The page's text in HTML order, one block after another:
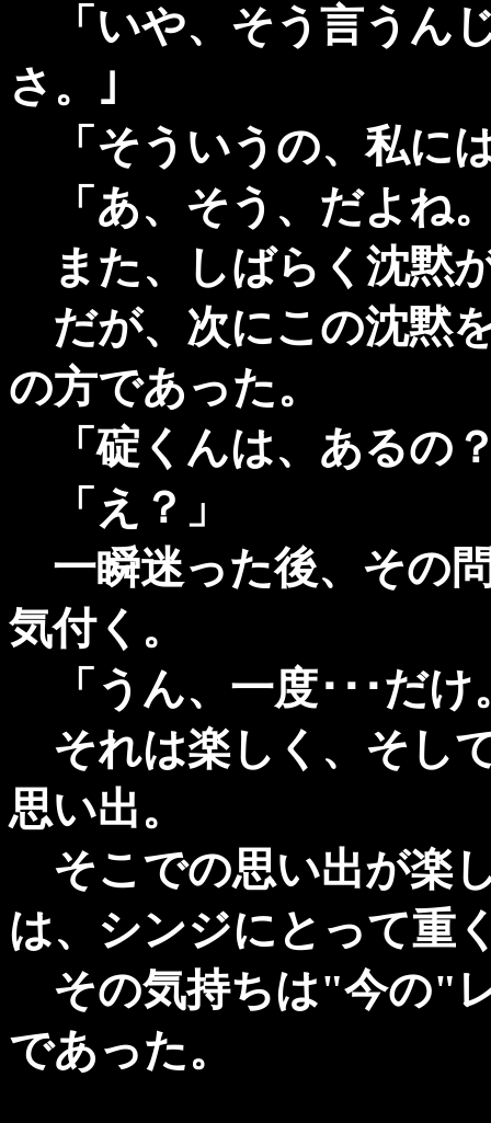
「いや、そう言うん
さ。｣
「そういうの、私に
「あ、そう、だよね
また、しばらく沈黙
だが、次にこの沈黙
の方であった。
「碇くんは、あるの
「え？」
一瞬迷った後、その
気付く。
「うん、一度･･･だけ
それは楽しく、そし
思い出。
そこでの思い出が楽
は、シンジにとって重
その気持ちは"今の"
であった。